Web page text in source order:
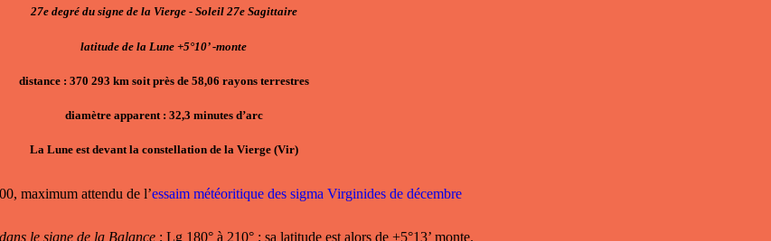
27e degré du signe de la Vierge - Soleil 27e Sagittaire
latitude de la Lune +5°10’ -monte
distance : 370 293 km soit près de 58,06 rayons terrestres
diamètre apparent : 32,3 minutes d’arc
La Lune est devant la constellation de la Vierge (Vir)
maximum attendu de l’essaim météoritique des sigma Virginides de décembre
le signe de la Balance; Lg 180° à 210° ; sa latitude est alors de +5°13’ monte.